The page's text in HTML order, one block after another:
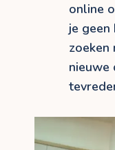
online
je geen
zoeken
nieuwe